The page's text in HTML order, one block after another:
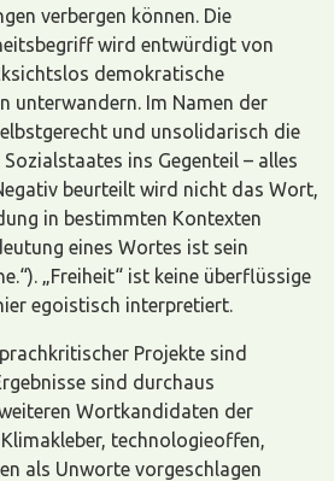
verbergen können. Die
wird entwürdigt von
demokratische
unterwandern. Im Namen der
und unsolidarisch die
ins Gegenteil – alles
beurteilt wird nicht das Wort,
in bestimmten Kontexten
eines Wortes ist sein
„Freiheit“ ist keine überflüssige
egoistisch interpretiert.
Projekte sind
sind durchaus
Wortkandidaten der
technologieoffen,
als Unworte vorgeschlagen